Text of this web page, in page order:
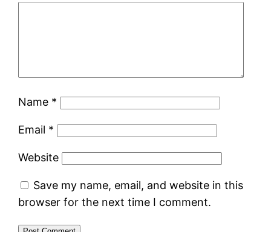
Name *
Email *
Website
Save my name, email, and website in this
browser for the next time I comment.